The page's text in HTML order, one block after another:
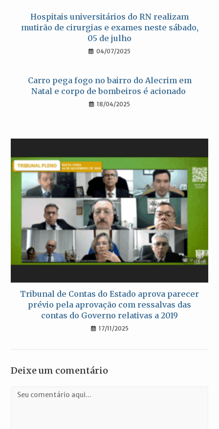
Hospitais universitários do RN realizam
mutirão de cirurgias e exames neste sábado,
05 de julho
04/07/2025
Carro pega fogo no bairro do Alecrim em
Natal e corpo de bombeiros é acionado
18/04/2025
Tribunal de Contas do Estado aprova parecer
prévio pela aprovação com ressalvas das
contas do Governo relativas a 2019
17/11/2025
Deixe um comentário
Comentário